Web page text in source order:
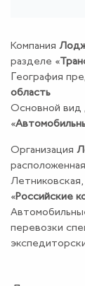
Компания
разделе «
География
область
Основной вид
«
Организация
расположенная
Летниковская,
«Российские
перевозки